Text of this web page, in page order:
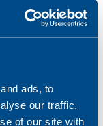
ads, to
our traffic.
of our site with